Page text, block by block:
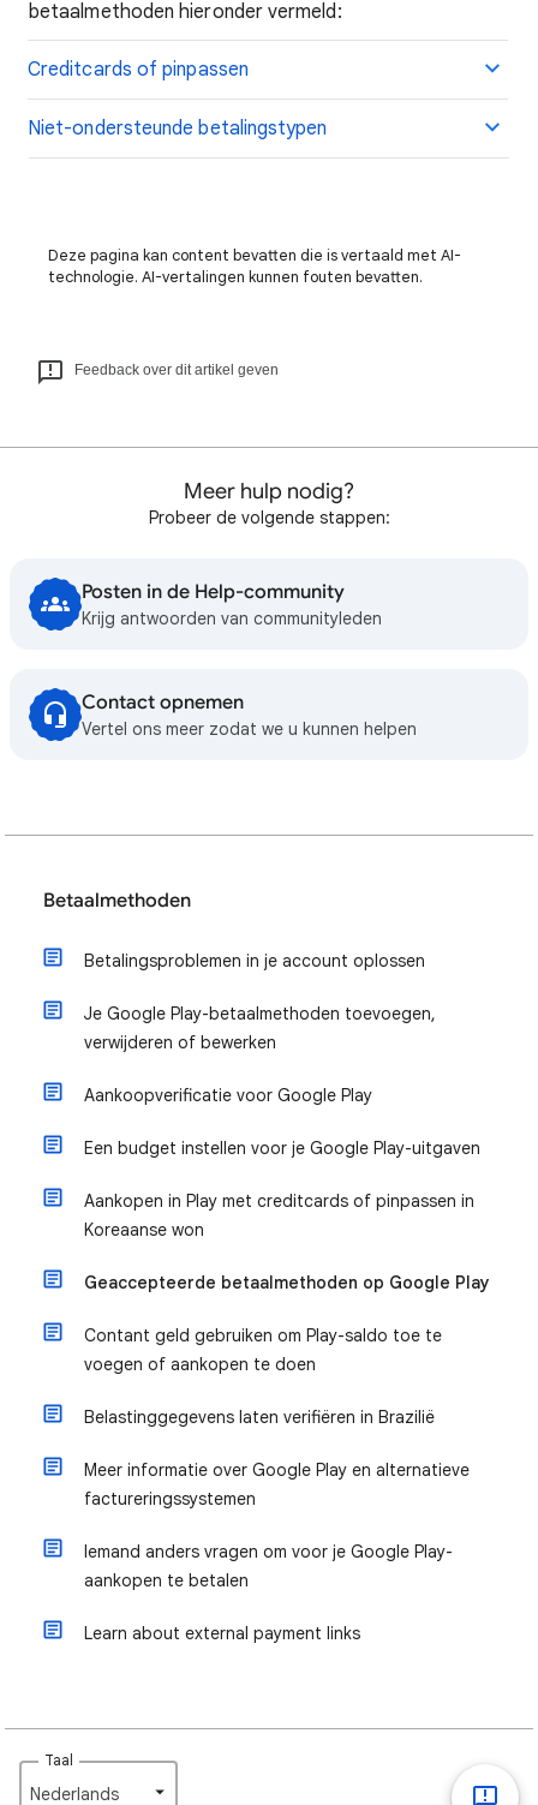
betaalmethoden hieronder vermeld:
Creditcards of pinpassen
Niet-ondersteunde betalingstypen
Deze pagina kan content bevatten die is vertaald met AI-
technologie. AI-vertalingen kunnen fouten bevatten.
Feedback over dit artikel geven
Meer hulp nodig?
Probeer de volgende stappen:
Posten in de Help-community
Krijg antwoorden van communityleden
Contact opnemen
Vertel ons meer zodat we u kunnen helpen
Betaalmethoden
Betalingsproblemen in je account oplossen
Je Google Play-betaalmethoden toevoegen,
verwijderen of bewerken
Aankoopverificatie voor Google Play
Een budget instellen voor je Google Play-uitgaven
Aankopen in Play met creditcards of pinpassen in
Koreaanse won
Geaccepteerde betaalmethoden op Google Play
Contant geld gebruiken om Play-saldo toe te
voegen of aankopen te doen
Belastinggegevens laten verifiëren in Brazilië
Meer informatie over Google Play en alternatieve
factureringssystemen
Iemand anders vragen om voor je Google Play-
aankopen te betalen
Learn about external payment links
Taal
Nederlands‎